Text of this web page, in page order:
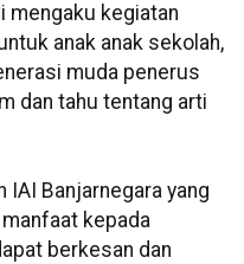
mengaku kegiatan
anak anak sekolah,
muda penerus
dan tahu tentang arti
IAI Banjarnegara yang
kepada
berkesan dan